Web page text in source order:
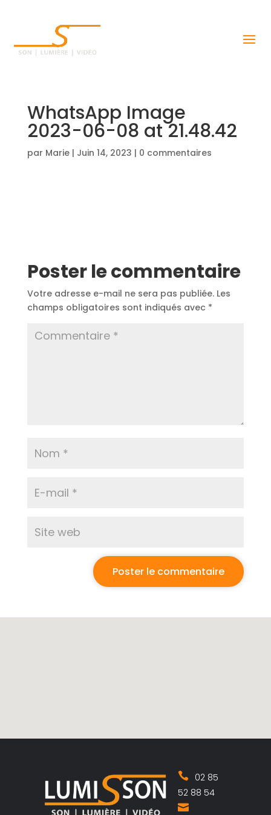
WhatsApp Image
2023-06-08 at 21.48.42
par Marie| Juin 14, 2023 | 0 commentaires
Poster le commentaire
Votre adresse e-mail ne sera pas publiée. Les
champs obligatoires sont indiqués avec *
02 85
52 88 54